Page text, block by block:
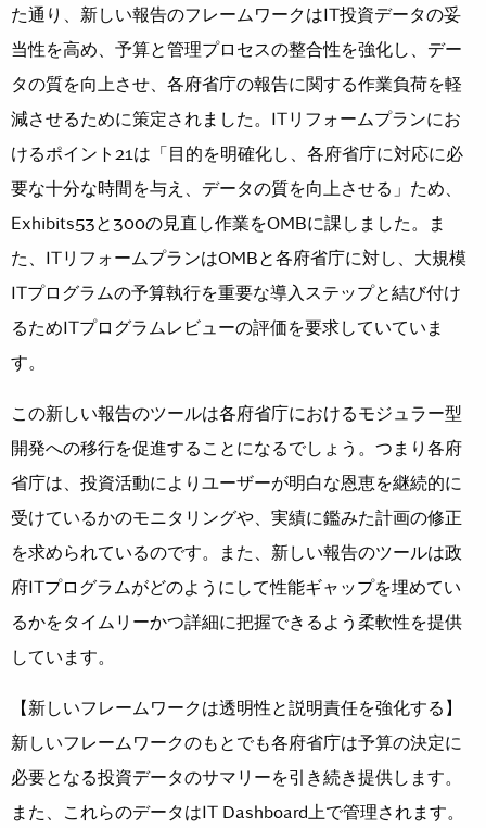
た通り、新しい報告のフレームワークはIT投資データの妥
当性を高め、予算と管理プロセスの整合性を強化し、デー
タの質を向上させ、各府省庁の報告に関する作業負荷を軽
減させるために策定されました。ITリフォームプランにお
けるポイント21は「目的を明確化し、各府省庁に対応に必
要な十分な時間を与え、データの質を向上させる」ため、
Exhibits53と300の見直し作業をOMBに課しました。ま
た、ITリフォームプランはOMBと各府省庁に対し、大規模
ITプログラムの予算執行を重要な導入ステップと結び付け
るためITプログラムレビューの評価を要求していていま
す。
この新しい報告のツールは各府省庁におけるモジュラー型
開発への移行を促進することになるでしょう。つまり各府
省庁は、投資活動によりユーザーが明白な恩恵を継続的に
受けているかのモニタリングや、実績に鑑みた計画の修正
を求められているのです。また、新しい報告のツールは政
府ITプログラムがどのようにして性能ギャップを埋めてい
るかをタイムリーかつ詳細に把握できるよう柔軟性を提供
しています。
【新しいフレームワークは透明性と説明責任を強化する】
新しいフレームワークのもとでも各府省庁は予算の決定に
必要となる投資データのサマリーを引き続き提供します。
また、これらのデータはIT Dashboard上で管理されます。